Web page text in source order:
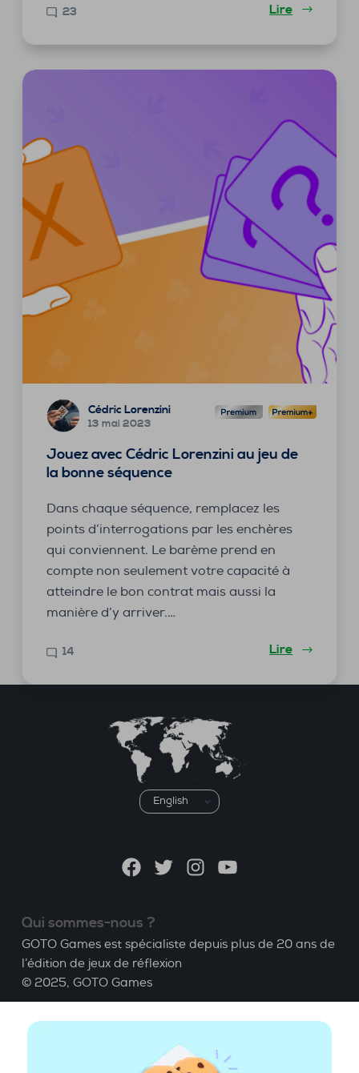
23 Lire
Cédric Lorenzini
13 mai 2023
Jouez avec Cédric Lorenzini au jeu de
la bonne séquence
Dans chaque séquence, remplacez les
points d’interrogations par les enchères
qui conviennent. Le barème prend en
compte non seulement votre capacité à
atteindre le bon contrat mais aussi la
manière d’y arriver.…
14 Lire
Choisir
une
FacebookTwitterInstagramYouTube
Qui sommes-nous ?
GOTO Games est spécialiste depuis plus de 20 ans de
l’édition de jeux de réflexion
© 2025, GOTO Games
A propos
Apprendre le Bridge